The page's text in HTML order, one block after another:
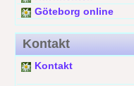
Göteborg online
Kontakt
Kontakt